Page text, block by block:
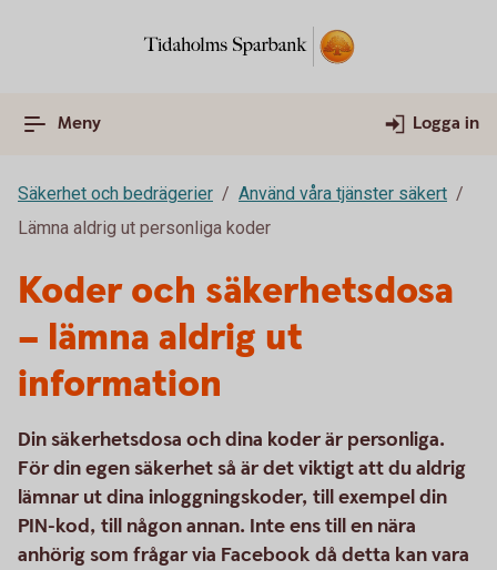
Meny Logga in
Säkerhet och bedrägerier
Använd våra tjänster säkert
Lämna aldrig ut personliga koder
Koder och säkerhetsdosa
– lämna aldrig ut
information
Din säkerhetsdosa och dina koder är personliga.
För din egen säkerhet så är det viktigt att du aldrig
lämnar ut dina inloggningskoder, till exempel din
PIN-kod, till någon annan. Inte ens till en nära
anhörig som frågar via Facebook då detta kan vara